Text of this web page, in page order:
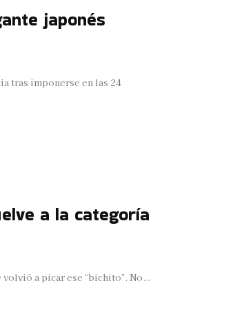
japonés
tras imponerse en las 24
a la categoría
a picar ese “bichito”. No...